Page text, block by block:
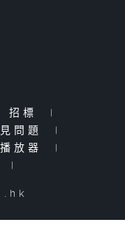
招標
|
問題
|
放器
|
|